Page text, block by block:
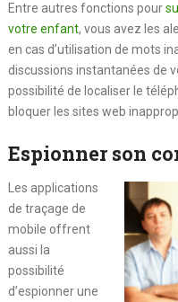
Entre autres fonctions pour
votre enfant, vous avez les
en cas d’utilisation de mots
discussions instantanées de
possibilité de localiser le
bloquer les sites web
Espionner son
Les applications
de traçage de
mobile offrent
aussi la
possibilité
d’espionner une